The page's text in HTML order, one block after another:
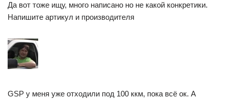
Да вот тоже ищу, много написано но не какой конкретики.
Напишите артикул и производителя
GSP у меня уже отходили под 100 ккм, пока всё ок. А